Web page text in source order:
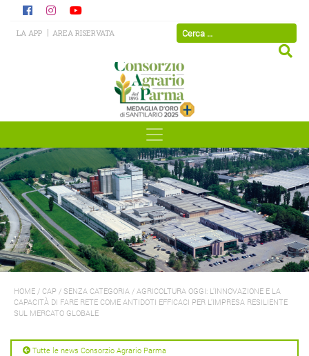
LA APP AREA RISERVATA
HOME / CAP / SENZA CATEGORIA / AGRICOLTURA OGGI: L’INNOVAZIONE E LA
CAPACITÀ DI FARE RETE COME ANTIDOTI EFFICACI PER L’IMPRESA RESILIENTE
SUL MERCATO GLOBALE
Tutte le news Consorzio Agrario Parma